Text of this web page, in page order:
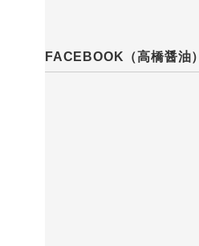
FACEBOOK（高橋醤油）